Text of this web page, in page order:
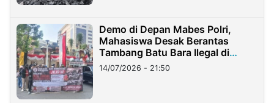
Demo di Depan Mabes Polri,
Mahasiswa Desak Berantas
Tambang Batu Bara Ilegal di
Lampung
14/07/2026 - 21:50